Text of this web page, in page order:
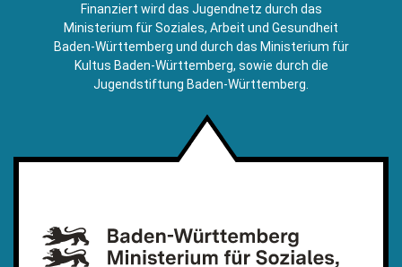
Mail)
Finanziert wird das Jugendnetz durch das
Ministerium für Soziales, Arbeit und Gesundheit
Baden-Württemberg und durch das Ministerium für
Kultus Baden-Württemberg, sowie durch die
Jugendstiftung Baden-Württemberg.